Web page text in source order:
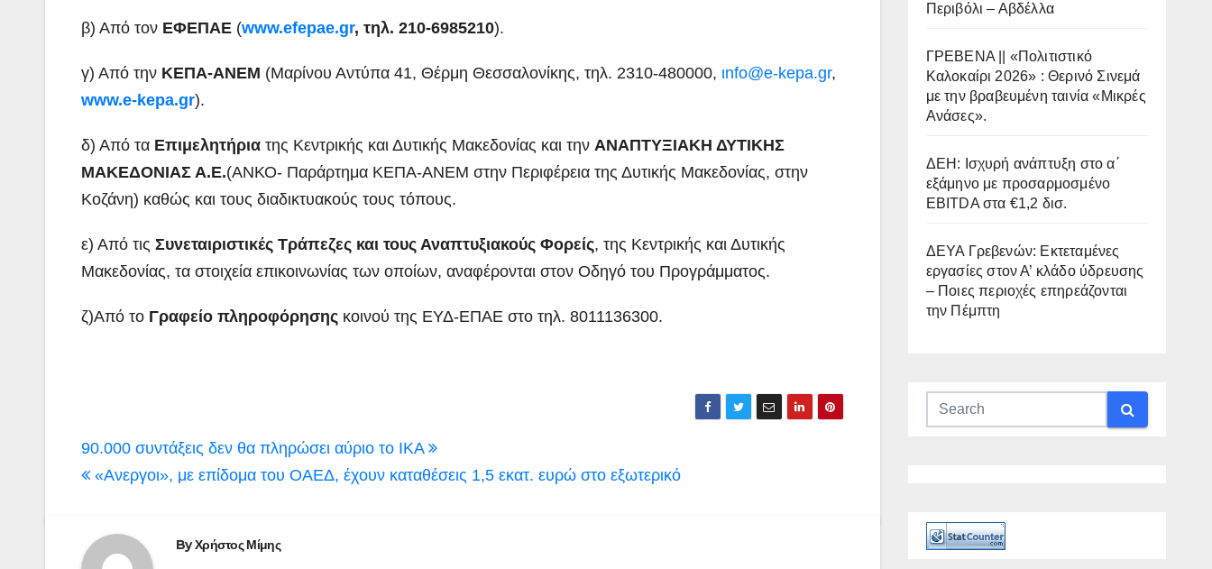
β) Από τον ΕΦΕΠΑΕ (www.efepae.gr, τηλ. 210-6985210).
γ) Από την ΚΕΠΑ-ΑΝΕΜ (Μαρίνου Αντύπα 41, Θέρμη Θεσσαλονίκης, τηλ. 2310-480000, ιnfo@e-kepa.gr,
www.e-kepa.gr).
δ) Από τα Επιμελητήρια της Κεντρικής και Δυτικής Μακεδονίας και την ANAΠΤΥΞΙΑΚΗ ΔΥΤΙΚΗΣ
ΜΑΚΕΔΟΝΙΑΣ Α.Ε.(ΑΝΚΟ- Παράρτημα ΚΕΠΑ-ΑΝΕΜ στην Περιφέρεια της Δυτικής Μακεδονίας, στην
Κοζάνη) καθώς και τους διαδικτυακούς τους τόπους.
ε) Από τις Συνεταιριστικές Τράπεζες και τους Αναπτυξιακούς Φορείς, της Κεντρικής και Δυτικής
Μακεδονίας, τα στοιχεία επικοινωνίας των οποίων, αναφέρονται στον Οδηγό του Προγράμματος.
ζ)Από το Γραφείο πληροφόρησης κοινού της ΕΥΔ-ΕΠΑΕ στο τηλ. 8011136300.
Πλοήγηση
άρθρων
90.000 συντάξεις δεν θα πληρώσει αύριο το ΙΚΑ
«Ανεργοι», με επίδομα του ΟΑΕΔ, έχουν καταθέσεις 1,5 εκατ. ευρώ στο εξωτερικό
ByΧρήστος Μίμης
Περιβόλι – Αβδέλλα
ΓΡΕΒΕΝΑ || «Πολιτιστικό
Καλοκαίρι 2026» : Θερινό Σινεμά
με την βραβευμένη ταινία «Μικρές
Ανάσες».
ΔΕΗ: Ισχυρή ανάπτυξη στο α΄
εξάμηνο με προσαρμοσμένο
EBITDA στα €1,2 δισ.
ΔΕΥΑ Γρεβενών: Εκτεταμένες
εργασίες στον Α’ κλάδο ύδρευσης
– Ποιες περιοχές επηρεάζονται
την Πέμπτη